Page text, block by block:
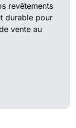
revêtements
durable pour
vente au